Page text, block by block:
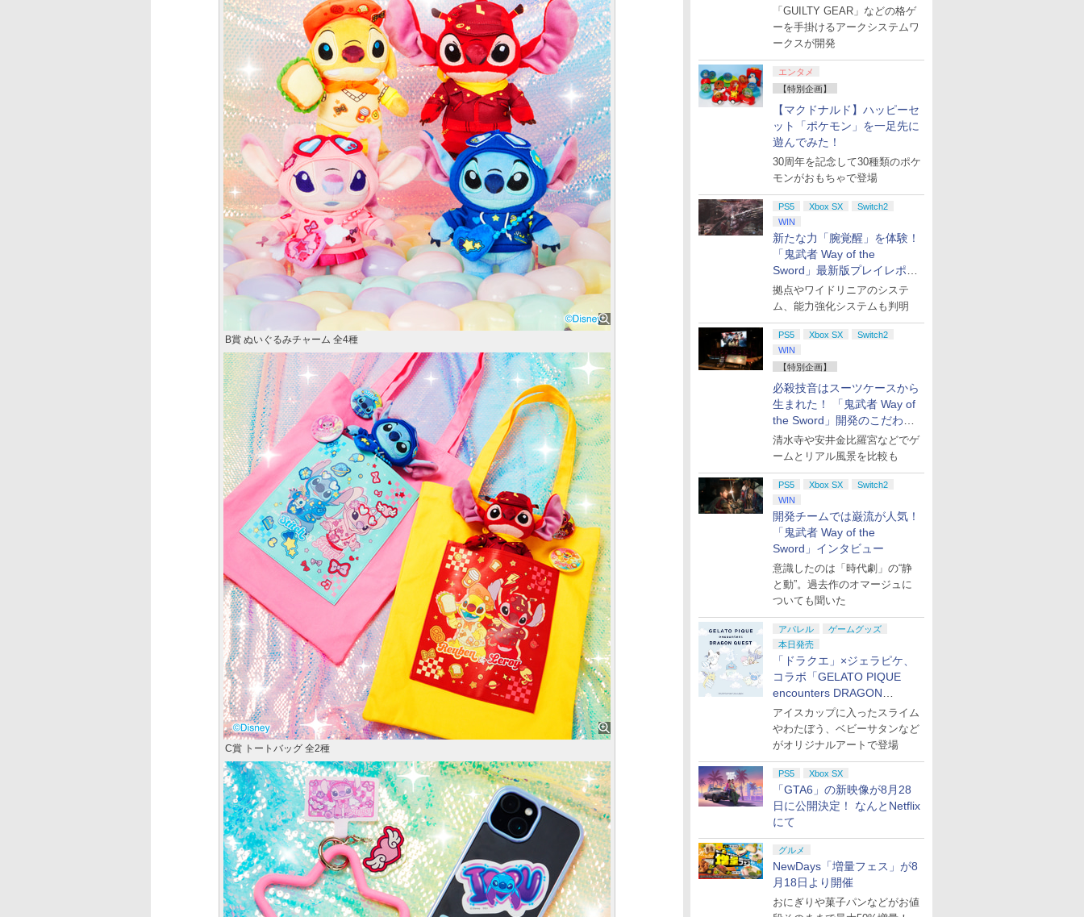
たちが登場
「GUILTY GEAR」などの格ゲ
ーを手掛けるアークシステムワ
ークスが開発
エンタメ
【特別企画】
【マクドナルド】ハッピーセ
ット「ポケモン」を一足先に
遊んでみた！
30周年を記念して30種類のポケ
モンがおもちゃで登場
PS5 Xbox SX
Switch2
WIN
新たな力「腕覚醒」を体験！
「鬼武者 Way of the
Sword」最新版プレイレポー
ト
拠点やワイドリニアのシステ
ム、能力強化システムも判明
PS5 Xbox SX
Switch2
WIN
【特別企画】
必殺技音はスーツケースから
生まれた！ 「鬼武者 Way of
the Sword」開発のこだわり
を目撃！
清水寺や安井金比羅宮などでゲ
ームとリアル風景を比較も
PS5 Xbox SX
Switch2
WIN
開発チームでは巌流が人気！
「鬼武者 Way of the
Sword」インタビュー
意識したのは「時代劇」の“静
と動”。過去作のオマージュに
ついても聞いた
アパレル
ゲームグッズ
本日発売
「ドラクエ」×ジェラピケ、
コラボ「GELATO PIQUE
encounters DRAGON
QUEST」第2弾が本日発売
アイスカップに入ったスライム
やわたぼう、ベビーサタンなど
がオリジナルアートで登場
PS5 Xbox SX
「GTA6」の新映像が8月28
日に公開決定！ なんとNetflix
にて
グルメ
NewDays「増量フェス」が8
月18日より開催
おにぎりや菓子パンなどがお値
B賞 ぬいぐるみチャーム 全4種
C賞 トートバッグ 全2種